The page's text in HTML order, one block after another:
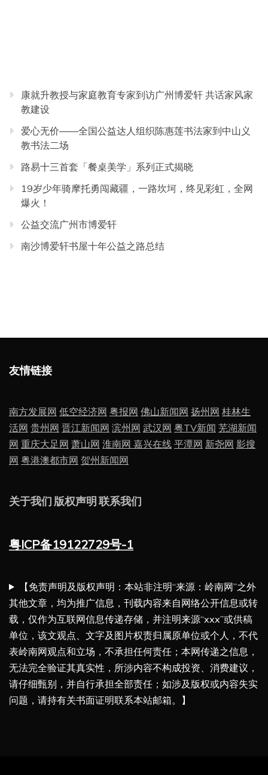
康就升教授与家庭教育专家到访广州博爱轩 共话家风家
教建设
爱心无价——全国公益达人组织陈惠莲书法家到中山义
教书法二场
路易十三首套「餐桌美学」系列正式揭晓
19岁少年骑摩托勇闯藏疆，一路坎坷，终见彩虹，全网
爆火！
公益交流广州市博爱轩
南沙博爱轩书屋十年公益之路总结
友情链接
南方发展网 低空经济网 粤报网 佛山新闻网 扬州网 桂林生
活网 贵州网 晋江新闻网 滨州网 武汉网 粤TV新闻 芜湖新闻
网 重庆大足网 萧山网 淮南网 嘉兴在线 平潭网 新尧网 影搜
网 粤港澳都市网 贺州新闻网
关于我们 版权声明 联系我们
粤ICP备19122729号-1
【免责声明及版权声明：本站非注明“来源：岭南网”之外
其他文章，均为推广信息，刊载内容来自网络公开信息或转
载，仅作为互联网信息传递存储，并注明来源“xxx”或供稿
单位，该文观点、文字及图片权责归属原单位或个人，不代
表岭南网观点和立场，不承担任何责任；本网传递之信息，
无法完全验证其真实性，所涉内容不构成投资、消费建议，
请仔细甄别，并自行承担全部责任；如涉及版权或内容失实
问题，请持有关书面证明联系本站邮箱。】